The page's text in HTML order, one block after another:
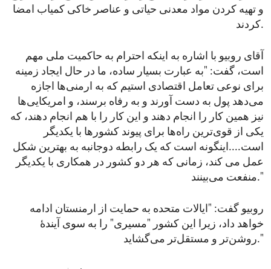
و تهیه کردن مواد معدنی حیاتی و عناصر خاکی کمیاب امضا
کردند.
آقای روبیو با اشاره به اینکه احترام به حاکمیت ملی مهم
است، گفت: "به عبارت بسیار ساده، ما در حال ایجاد زمینه
برای نوعی تعامل اقتصادی استیم که به ارمنی‌ها اجازه
می‌دهد پول به دست آورند و به رفاه برسند، و امریکایی‌ها
نیز همین کار را انجام دهند و این کار را با هم انجام دهند، که
یکی از قوی‌ترین راه‌ها برای پیوند کشور‌ها با یکدیگر
است....اینگونه است که یک رابطه دوجانبه به بهترین شکل
عمل می‌ کند، زمانی که هر دو کشور در همکاری با یکدیگر
منفعت می‌بینند."
روبیو گفت: "ایالات متحده به حمایت از ارمنستان ادامه
خواهد داد، زیرا این کشور "مسیری" را به سوی آیندۀ
روشن‌تر و مستقل‌تر می‌گشاید."